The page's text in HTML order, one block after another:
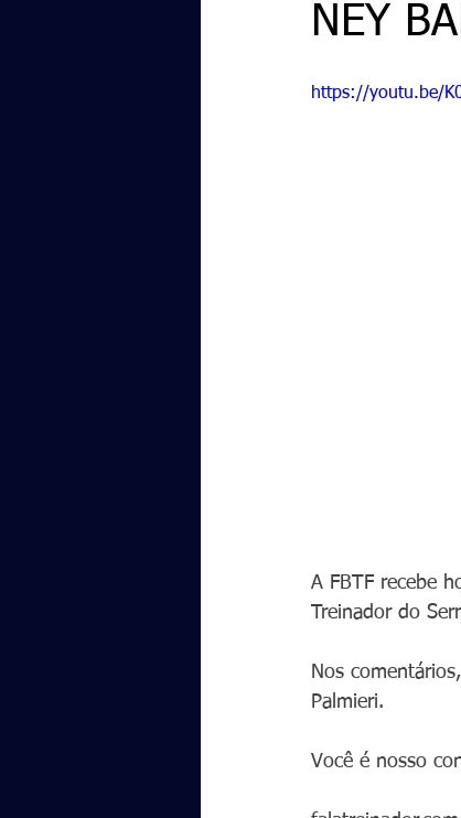
NEY
https://youtu.be/
A FBTF recebe
Treinador do
Nos
Palmieri.
Você é nosso